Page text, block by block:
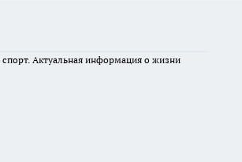
Актуальная информация о жизни